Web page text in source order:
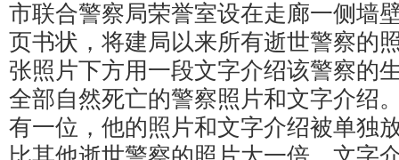
市联合警察局荣誉室设在走廊一侧墙
页书状，将建局以来所有逝世警察的
张照片下方用一段文字介绍该警察的
全部自然死亡的警察照片和文字介绍
有一位，他的照片和文字介绍被单独